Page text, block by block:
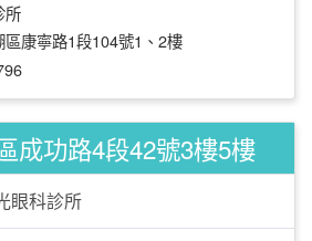
所
區康寧路1段104號1、2樓
成功路4段42號3樓5樓
眼科診所